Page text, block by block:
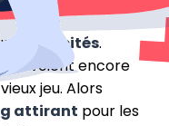
plébiscités.
voient encore
jeu. Alors
attirant pour les